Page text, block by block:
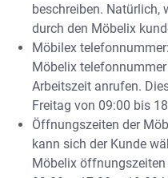
beschreiben. Natürlich,
durch den Möbelix
Möbilex
Möbelix
Arbeitszeit anrufen.
Freitag von 09:00 bis
Öffnungszeiten der
kann sich der Kunde
Möbelix öffnungszeiten